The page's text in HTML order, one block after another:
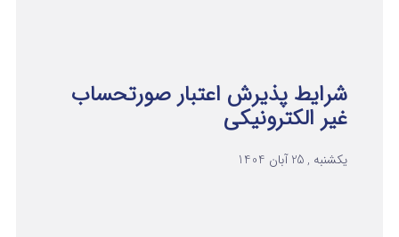
شرایط پذیرش اعتبار صورتحساب
غیر الکترونیکی
یکشنبه , 25 آبان 1404